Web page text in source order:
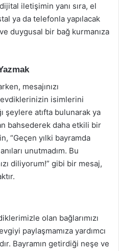
iletişimin yanı sıra, el
ya da telefonla yapılacak
duygusal bir bağ kurmanıza
mesajınızı
isimlerini
şeylere atıfta bulunarak ya
bahsederek daha etkili bir
“Geçen yılki bayramda
unutmadım. Bu
diliyorum!” gibi bir mesaj,
olan bağlarımızı
paylaşmamıza yardımcı
Bayramın getirdiği neşe ve